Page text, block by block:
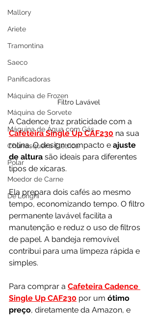
Mallory
Ariete
Tramontina
Saeco
Panificadoras
Máquina de Frozen
Máquina de Sorvete
Máquina de Água com Gás
Churrasqueira Elétrica
Polar
Moedor de Carne
De'Longhi
Filtro Lavável
A Cadence traz praticidade com a
Cafeteira Single Up CAF230 na sua
rotina. O design compacto e ajuste
de altura são ideais para diferentes
tipos de xícaras.
Ela prepara dois cafés ao mesmo
tempo, economizando tempo. O filtro
permanente lavável facilita a
manutenção e reduz o uso de filtros
de papel. A bandeja removível
contribui para uma limpeza rápida e
simples.
Para comprar a Cafeteira Cadence
Single Up CAF230 por um ótimo
preço, diretamente da Amazon, e